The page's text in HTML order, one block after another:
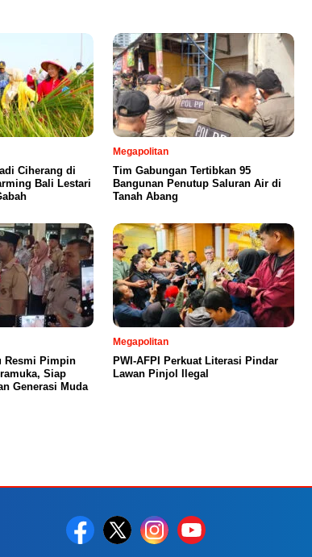
Ciherang di
Bali Lestari
Megapolitan
Tim Gabungan Tertibkan 95
Bangunan Penutup Saluran Air di
Tanah Abang
Resmi Pimpin
Siap
Generasi Muda
Megapolitan
PWI-AFPI Perkuat Literasi Pindar
Lawan Pinjol Ilegal